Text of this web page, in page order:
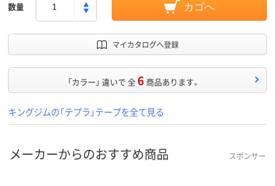
数量 カゴへ
マイカタログへ登録
「カラー」 違いで 全6 商品あります。
キングジムの「テプラ」テープを全て見る
メーカーからのおすすめ商品 スポンサー